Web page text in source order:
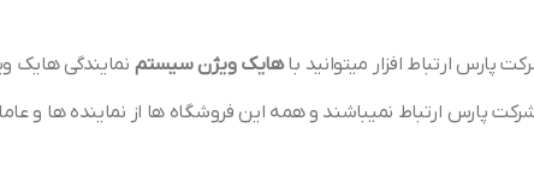
هایک ویژن سیستم نمایندگی هایک
پارس ارتباط نمیباشند و همه این فروشگاه ها از نماینده ها و